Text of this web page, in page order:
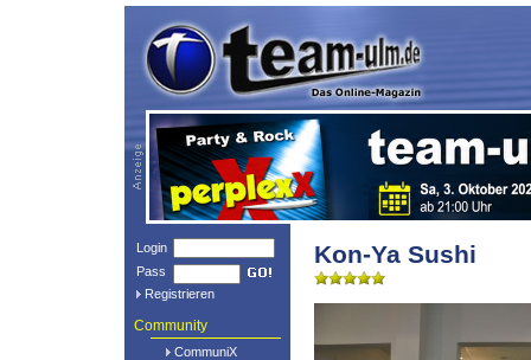
Login
Pass
Registrieren
Community
CommuniX
Kon-Ya Sushi